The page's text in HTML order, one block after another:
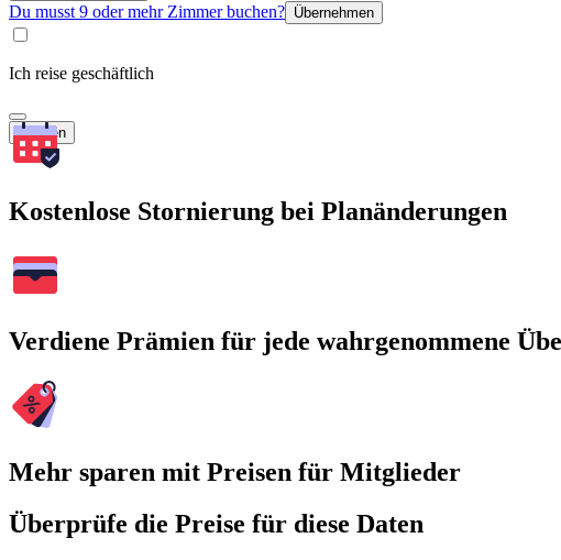
Du musst 9 oder mehr Zimmer buchen? Übernehmen
Ich reise geschäftlich
Suchen
Kostenlose Stornierung bei Planänderungen
Verdiene Prämien für jede wahrgenommene
Mehr sparen mit Preisen für Mitglieder
Überprüfe die Preise für diese Daten